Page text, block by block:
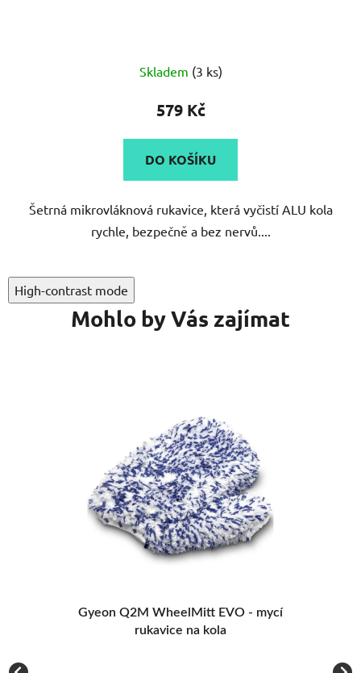
Skladem (3 ks)
579 Kč
DO KOŠÍKU
Šetrná mikrovláknová rukavice, která vyčistí ALU kola
rychle, bezpečně a bez nervů....
High-contrast mode
Mohlo by Vás zajímat
Gyeon Q2M WheelMitt EVO - mycí
rukavice na kola